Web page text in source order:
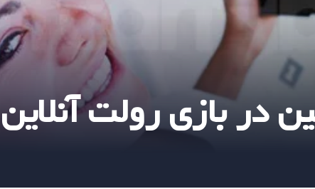
در بازی رولت آنلاین